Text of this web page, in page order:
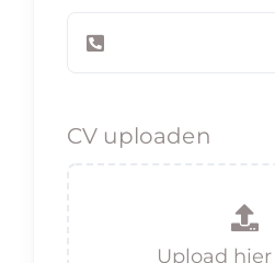
CV uploaden